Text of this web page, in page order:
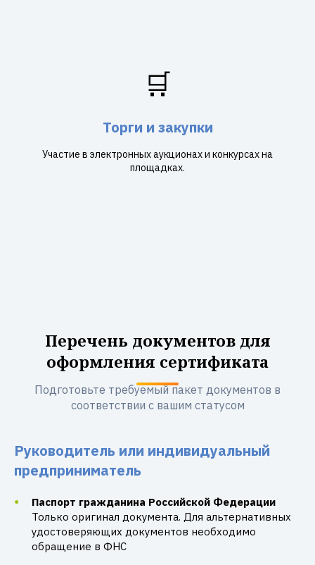
🛒
Торги и закупки
Участие в электронных аукционах и конкурсах на
площадках.
Перечень документов для
оформления сертификата
Подготовьте требуемый пакет документов в
соответствии с вашим статусом
Руководитель или индивидуальный
предприниматель
Паспорт гражданина Российской Федерации
Только оригинал документа. Для альтернативных
удостоверяющих документов необходимо
обращение в ФНС